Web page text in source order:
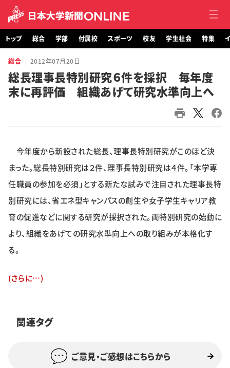
トップ
総合
スポーツ
学生社会
トップ 総合 学部 付属校 スポーツ 校友 学生社会 特集
総合 2012年07月20日
総長理事長特別研究６件を採択 毎年度
末に再評価 組織あげて研究水準向上へ
今年度から新設された総長、理事長特別研究がこのほど決
まった。総長特別研究は２件、理事長特別研究は４件。「本学専
任職員の参加を必須」とする新たな試みで注目された理事長特
別研究には、省エネ型キャンパスの創生や女子学生キャリア教
育の促進などに関する研究が採択された。両特別研究の始動に
より、組織をあげての研究水準向上への取り組みが本格化す
る。
(さらに…)
関連タグ
ご意見・ご感想はこちらから